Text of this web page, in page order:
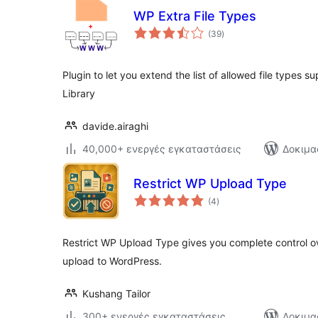
WP Extra File Types
(39αξιολογήσεις
σύνολο
)
Plugin to let you extend the list of allowed file types
Library
davide.airaghi
40,000+ ενεργές εγκαταστάσεις
Restrict WP Upload Type
(4αξιολογήσεις
σύνολο
)
Restrict WP Upload Type gives you complete control
upload to WordPress.
Kushang Tailor